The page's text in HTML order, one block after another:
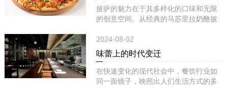
披萨的魅力在于其多样化的口味和无限
的创意空间。从经典的马苏里拉奶酪披
2024-08-02
味蕾上的时代变迁
在快速变化的现代社会中，餐饮行业如
同一面镜子，映照出人们生活方式的多